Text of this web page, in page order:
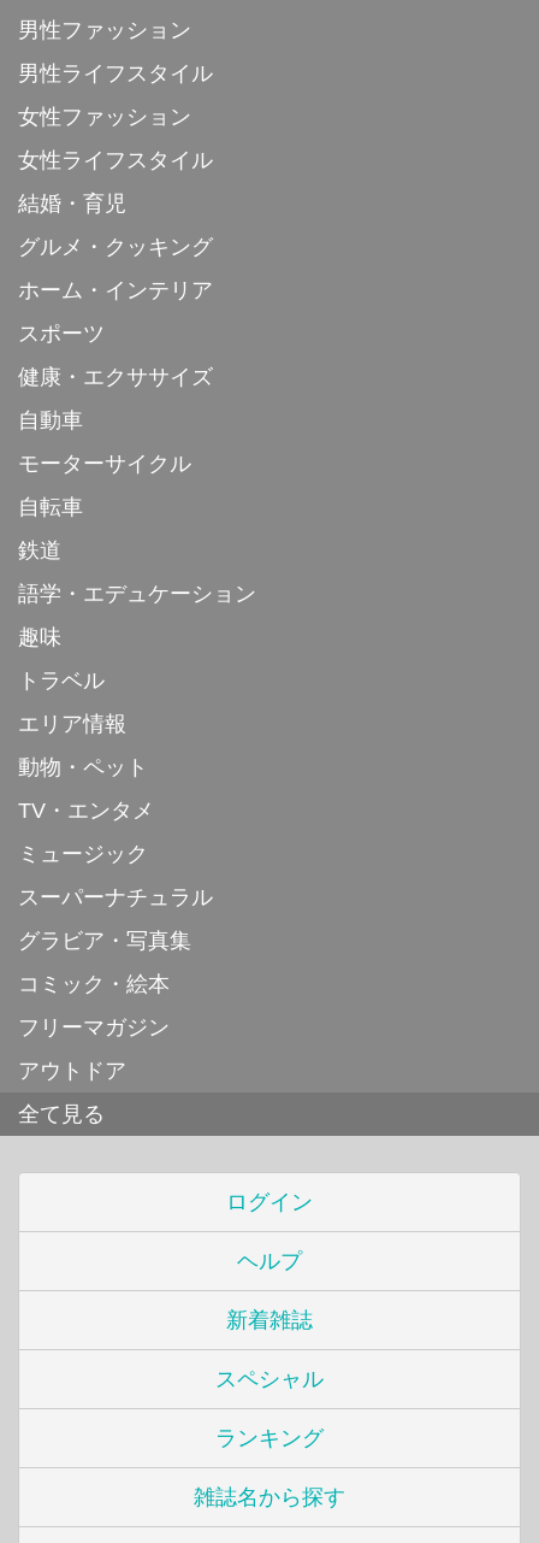
男性ファッション
男性ライフスタイル
女性ファッション
女性ライフスタイル
結婚・育児
グルメ・クッキング
ホーム・インテリア
スポーツ
健康・エクササイズ
自動車
モーターサイクル
自転車
鉄道
語学・エデュケーション
趣味
トラベル
エリア情報
動物・ペット
TV・エンタメ
ミュージック
スーパーナチュラル
グラビア・写真集
コミック・絵本
フリーマガジン
アウトドア
全て見る
ログイン
ヘルプ
新着雑誌
スペシャル
ランキング
雑誌名から探す